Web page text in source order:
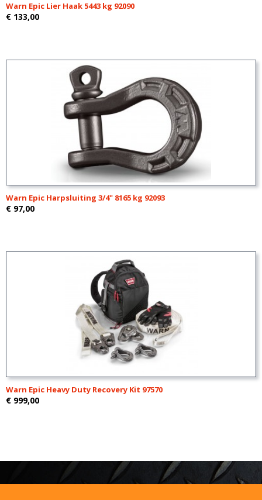
Warn Epic Lier Haak 5443 kg 92090
€ 133,00
Warn Epic Harpsluiting 3/4" 8165 kg 92093
€ 97,00
Warn Epic Heavy Duty Recovery Kit 97570
€ 999,00